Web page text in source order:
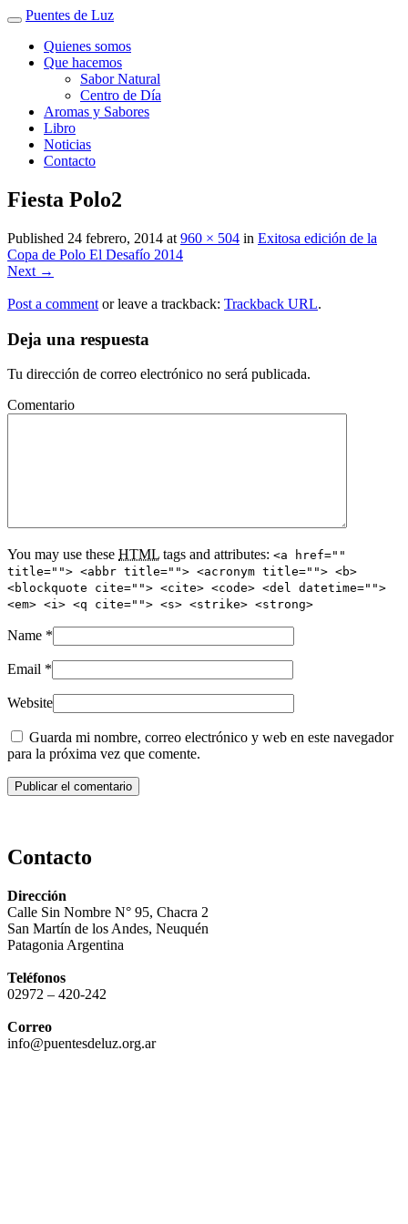
Puentes de Luz
Quienes somos
Que hacemos
Sabor Natural
Centro de Día
Aromas y Sabores
Libro
Noticias
Contacto
Fiesta Polo2
Published 24 febrero, 2014 at 960 × 504 in Exitosa edición de la
Copa de Polo El Desafío 2014
Next →
Post a comment or leave a trackback: Trackback URL.
Deja una respuesta
Tu dirección de correo electrónico no será publicada.
Comentario
You may use these HTML tags and attributes: <a href=""
title=""> <abbr title=""> <acronym title=""> <b>
<blockquote cite=""> <cite> <code> <del datetime="">
<em> <i> <q cite=""> <s> <strike> <strong>
Name *
Email *
Website
Guarda mi nombre, correo electrónico y web en este navegador
para la próxima vez que comente.
Contacto
Dirección
Calle Sin Nombre N° 95, Chacra 2
San Martín de los Andes, Neuquén
Patagonia Argentina
Teléfonos
02972 – 420-242
Correo
info@puentesdeluz.org.ar